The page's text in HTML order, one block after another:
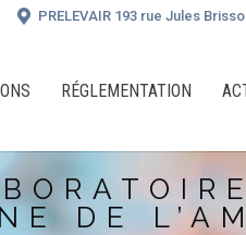
PRELEVAIR 193 rue Jules
RÉGLEMENTATION
DE